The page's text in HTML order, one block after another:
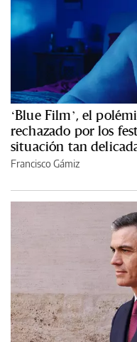
‘Blue Film’, el
rechazado por los
situación tan
Francisco Gámiz